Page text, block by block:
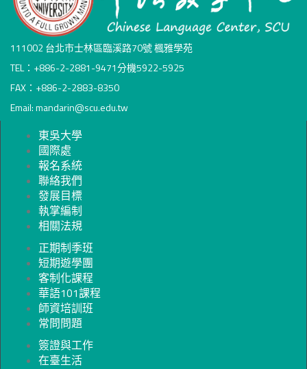
111002 台北市士林區臨溪路70號 楓雅學苑
TEL：+886-2-2881-9471分機5922-5925
FAX：+886-2-2883-8350
Email: mandarin@scu.edu.tw
東吳大學
國際處
報名系統
聯絡我們
發展目標
執掌編制
相關法規
正期制季班
短期遊學團
客制化課程
華語101課程
師資培訓班
常問問題
簽證與工作
在臺生活